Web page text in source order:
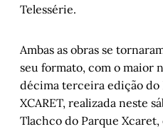
Telessérie.
Ambas as obras se
seu formato, com o maior
décima terceira edição do
XCARET, realizada neste
Tlachco do Parque Xcaret,